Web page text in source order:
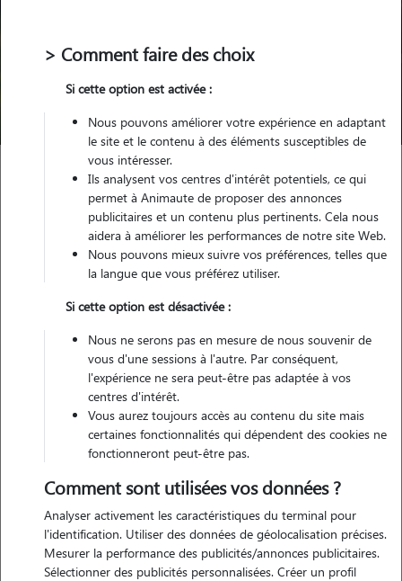
Pour quel animal ?
Trouver mon Pet Sitter
Garde animaux France Normandie Manche Digosville
Nos dog sitters à Digosville
> Comment faire des choix
Si cette option est activée :
Nous pouvons améliorer votre expérience en adaptant
le site et le contenu à des éléments susceptibles de
vous intéresser.
Ils analysent vos centres d'intérêt potentiels, ce qui
permet à Animaute de proposer des annonces
publicitaires et un contenu plus pertinents. Cela nous
aidera à améliorer les performances de notre site Web.
Nous pouvons mieux suivre vos préférences, telles que
la langue que vous préférez utiliser.
Si cette option est désactivée :
Nous ne serons pas en mesure de nous souvenir de
vous d'une sessions à l'autre. Par conséquent,
l'expérience ne sera peut-être pas adaptée à vos
centres d'intérêt.
Vous aurez toujours accès au contenu du site mais
certaines fonctionnalités qui dépendent des cookies ne
fonctionneront peut-être pas.
Comment sont utilisées vos données ?
Analyser activement les caractéristiques du terminal pour
l'identification. Utiliser des données de géolocalisation précises.
Mesurer la performance des publicités/annonces publicitaires.
Sélectionner des publicités personnalisées. Créer un profil